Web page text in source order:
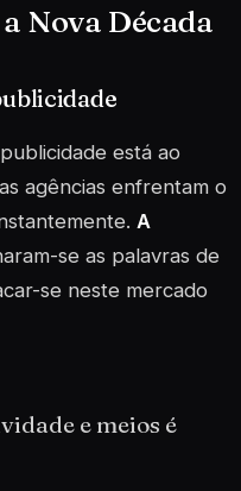
Nova Década
está ao
agências enfrentam o
A
se as palavras de
se neste mercado
e meios é